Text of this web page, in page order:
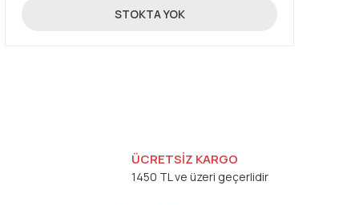
87,00 TL
STOKTA YOK
ÜCRETSİZ KARGO
1450 TL ve üzeri geçerlidir